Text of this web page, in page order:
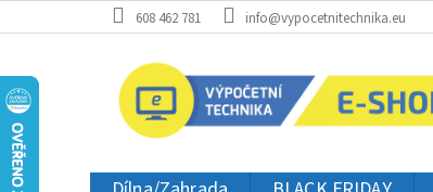
na
608 462 781 info@vypocetnitechnika.eu